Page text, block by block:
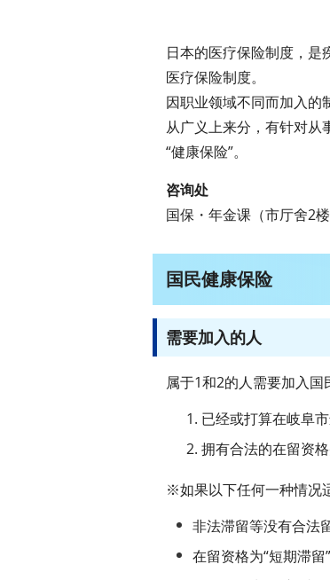
日本的医疗保险制度，
医疗保险制度。
因职业领域不同而加入的
从广义上来分，有针对从
“健康保险”。
咨询处
国保・年金课（市厅舍2
国民健康保险
需要加入的人
属于1和2的人需要加入国
已经或打算在岐阜
拥有合法的在留资
※如果以下任何一种情况
非法滞留等没有合法
在留资格为“短期滞留